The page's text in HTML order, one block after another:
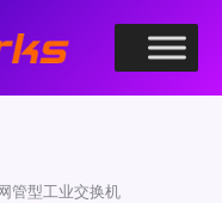
管型工业交换机